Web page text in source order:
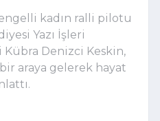
kadın ralli pilotu
Yazı İşleri
Denizci Keskin,
araya gelerek hayat